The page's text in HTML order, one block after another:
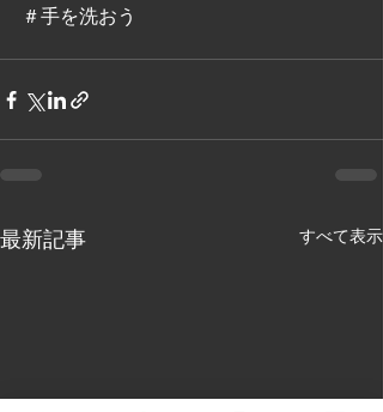
＃手を洗おう
最新記事 すべて表示